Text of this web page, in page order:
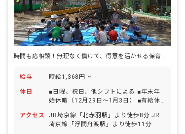
時間も応相談！無理なく働けて、得意を活かせる保育補助のお仕事です☆
給与 時給1,368円 ~
休日
■日曜、祝日、他シフトによる ■年末年
始休暇（12月29日～1月3日） ■有給休
あり
アクセス
JR埼京線「北赤羽駅」より徒歩8分 JR
埼京線「浮間舟渡駅」より徒歩11分